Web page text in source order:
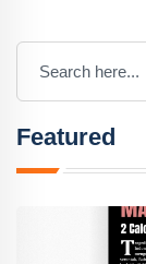
Featured